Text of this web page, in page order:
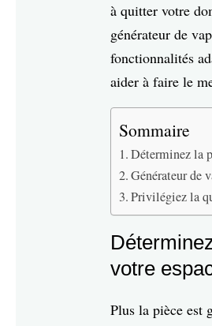
à quitter votre
générateur de
fonctionnalités
aider à faire le
Sommaire
Déterminez la
Générateur de
Privilégiez la
votre
Plus la pièce est